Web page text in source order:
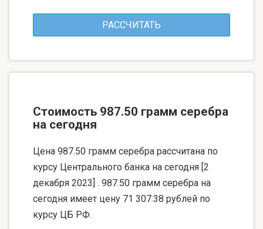
Стоимость 987.50 грамм серебра
на сегодня
Цена 987.50 грамм серебра рассчитана по
курсу Центрального банка на сегодня [2
декабря 2023] . 987.50 грамм серебра на
сегодня имеет цену 71 307.38 рублей по
курсу ЦБ РФ.